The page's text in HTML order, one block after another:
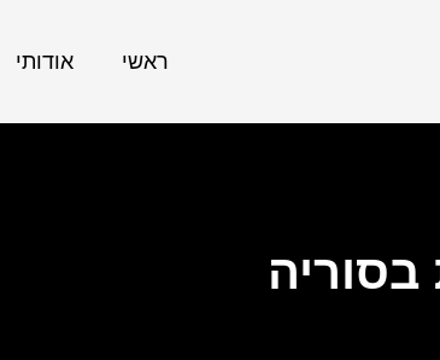
ראשי אודותי
בסוריה